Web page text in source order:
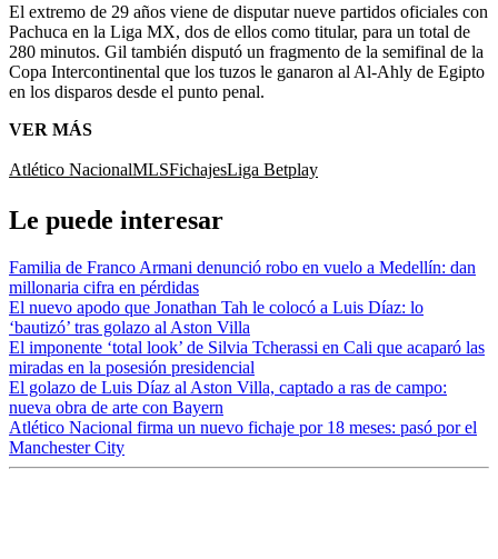
El extremo de 29 años viene de disputar nueve partidos oficiales con
Pachuca en la Liga MX, dos de ellos como titular, para un total de
280 minutos. Gil también disputó un fragmento de la semifinal de la
Copa Intercontinental que los tuzos le ganaron al Al-Ahly de Egipto
en los disparos desde el punto penal.
VER MÁS
Atlético NacionalMLSFichajesLiga Betplay
Le puede interesar
Familia de Franco Armani denunció robo en vuelo a Medellín: dan
millonaria cifra en pérdidas
El nuevo apodo que Jonathan Tah le colocó a Luis Díaz: lo
‘bautizó’ tras golazo al Aston Villa
El imponente ‘total look’ de Silvia Tcherassi en Cali que acaparó las
miradas en la posesión presidencial
El golazo de Luis Díaz al Aston Villa, captado a ras de campo:
nueva obra de arte con Bayern
Atlético Nacional firma un nuevo fichaje por 18 meses: pasó por el
Manchester City